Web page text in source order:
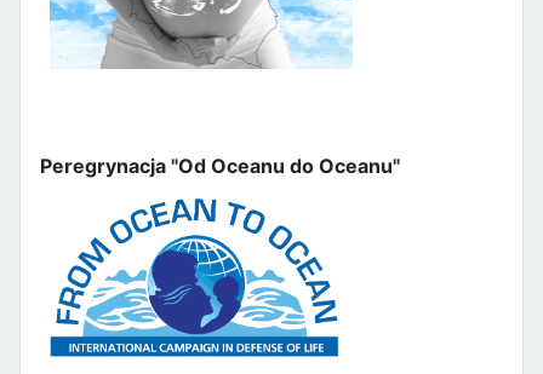
Peregrynacja "Od Oceanu do Oceanu"